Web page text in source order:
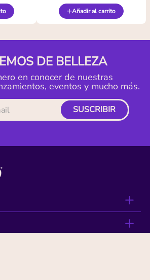
Añadir al carrito
DE BELLEZA
en conocer de nuestras
eventos y mucho más.
SUSCRIBIR